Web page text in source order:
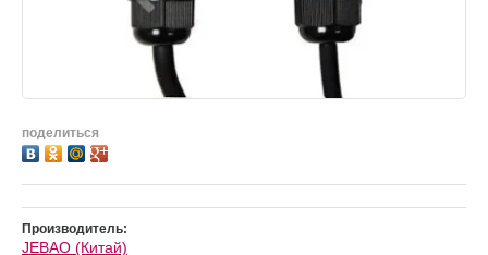
поделиться
Производитель:
JEBAO (Китай)